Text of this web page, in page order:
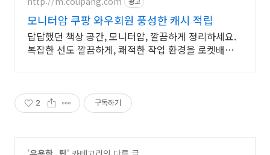
모니터암 쿠팡 와우회원 풍성한 캐시 적립
답답했던 책상 공간, 모니터암, 깔끔하게 정리하세요.
복잡한 선도 깔끔하게, 쾌적한 작업 환경을 로켓배송으
2 구독하기